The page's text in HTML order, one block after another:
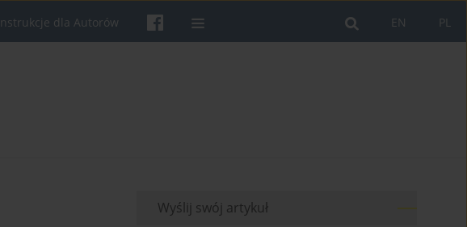
PL
EN
Instrukcje dla Autorów
Wyślij swój artykuł